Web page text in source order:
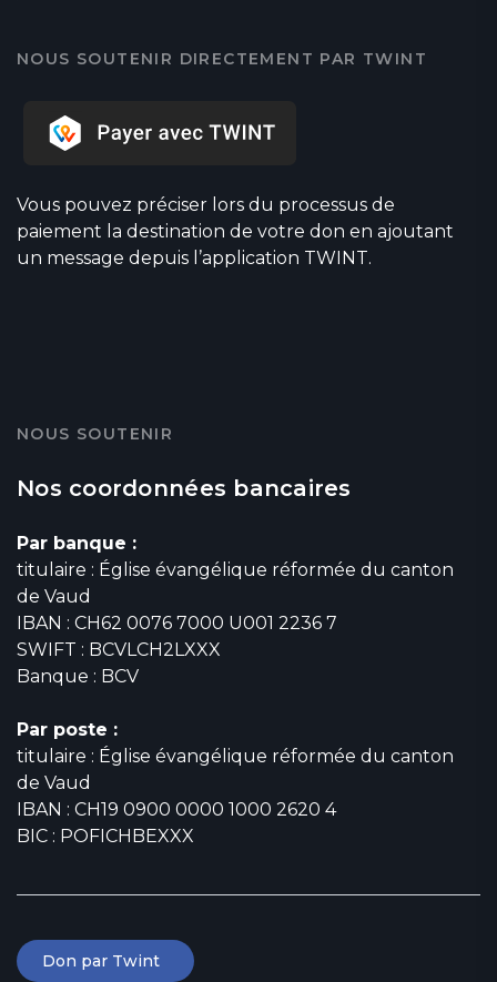
NOUS SOUTENIR DIRECTEMENT PAR TWINT
Vous pouvez préciser lors du processus de
paiement la destination de votre don en ajoutant
un message depuis l’application TWINT.
NOUS SOUTENIR
Nos coordonnées bancaires
Par banque :
titulaire : Église évangélique réformée du canton
de Vaud
IBAN : CH62 0076 7000 U001 2236 7
SWIFT : BCVLCH2LXXX
Banque : BCV
Par poste :
titulaire : Église évangélique réformée du canton
de Vaud
IBAN : CH19 0900 0000 1000 2620 4
BIC : POFICHBEXXX
Don par Twint